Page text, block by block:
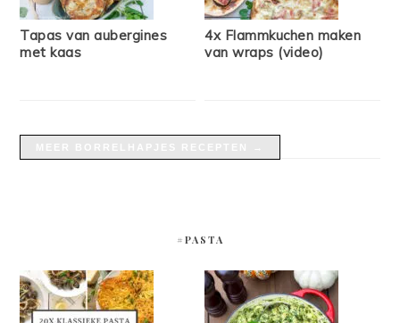
Tapas van aubergines
met kaas
4x Flammkuchen maken
van wraps (video)
#PASTA